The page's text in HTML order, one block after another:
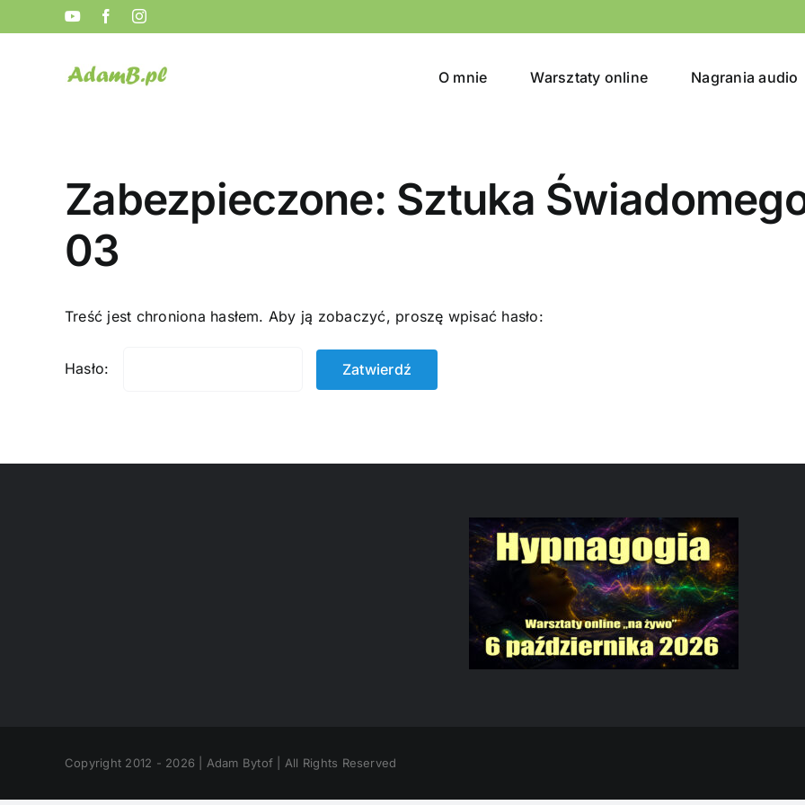
do
YouTubeFacebookInstagram
O mnie Warsztaty online Nagrania audio
Zabezpieczone: Sztuka
03
Treść jest chroniona hasłem. Aby ją zobaczyć, proszę wpisać hasło:
Hasło:
Copyright 2012 - 2026 | Adam Bytof | All Rights Reserved